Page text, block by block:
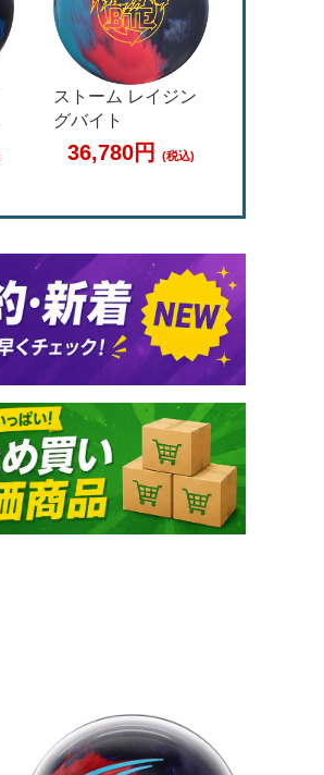
ストーム レイジン
グバイト
36,780円 (税込)